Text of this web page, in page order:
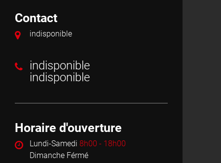
Contact
indisponible
indisponible
indisponible
Horaire d'ouverture
Lundi-Samedi 8h00 - 18h00
Dimanche Férmé